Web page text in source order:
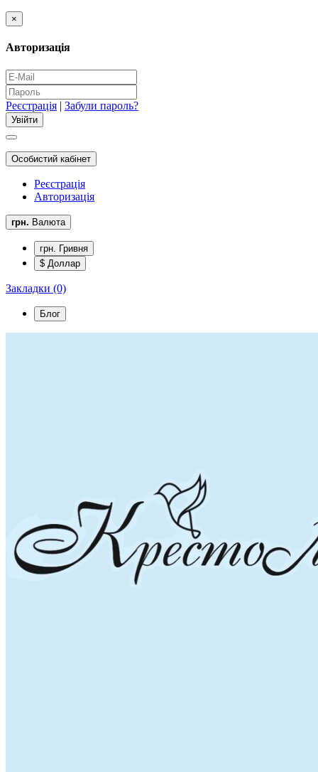
×
Авторизація
Реєстрація | Забули пароль?
Особистий кабінет
Реєстрація
Авторизація
грн. Валюта
грн. Гривня
$ Доллар
Закладки (0)
Блог